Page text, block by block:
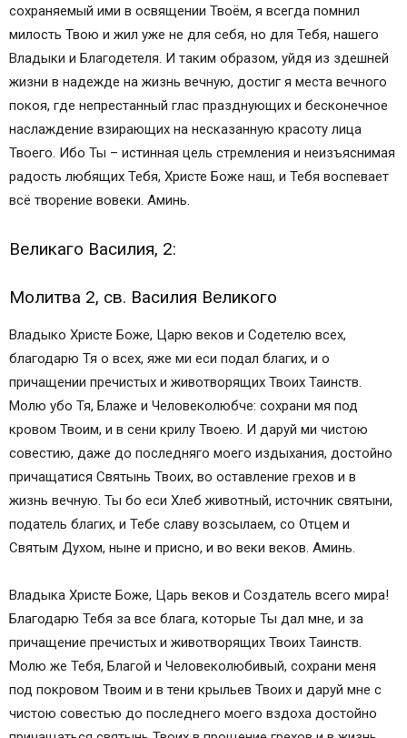
сохраняемый ими в освящении Твоём, я всегда помнил
милость Твою и жил уже не для себя, но для Тебя, нашего
Владыки и Благодетеля. И таким образом, уйдя из здешней
жизни в надежде на жизнь вечную, достиг я места вечного
покоя, где непрестанный глас празднующих и бесконечное
наслаждение взирающих на несказанную красоту лица
Твоего. Ибо Ты – истинная цель стремления и неизъяснимая
радость любящих Тебя, Христе Боже наш, и Тебя воспевает
всё творение вовеки. Аминь.
Великаго Василия, 2:
Молитва 2, св. Василия Великого
Владыко Христе Боже, Царю веков и Содетелю всех,
благодарю Тя о всех, яже ми еси подал благих, и о
причащении пречистых и животворящих Твоих Таинств.
Молю убо Тя, Блаже и Человеколюбче: сохрани мя под
кровом Твоим, и в сени крилу Твоею. И даруй ми чистою
совестию, даже до последняго моего издыхания, достойно
причащатися Святынь Твоих, во оставление грехов и в
жизнь вечную. Ты бо еси Хлеб животный, источник святыни,
податель благих, и Тебе славу возсылаем, со Отцем и
Святым Духом, ныне и присно, и во веки веков. Аминь.
Владыка Христе Боже, Царь веков и Создатель всего мира!
Благодарю Тебя за все блага, которые Ты дал мне, и за
причащение пречистых и животворящих Твоих Таинств.
Молю же Тебя, Благой и Человеколюбивый, сохрани меня
под покровом Твоим и в тени крыльев Твоих и даруй мне с
чистою совестью до последнего моего вздоха достойно